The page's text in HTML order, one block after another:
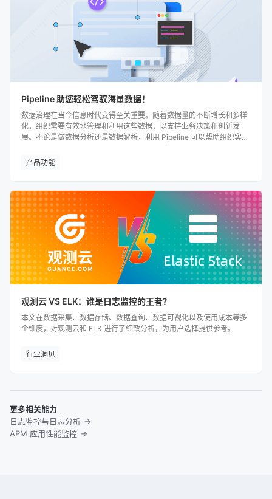
Pipeline 助您轻松驾驭海量数据！
数据治理在当今信息时代变得至关重要。随着数据量的不断增长和多样
化，组织需要有效地管理和利用这些数据，以支持业务决策和创新发
展。不论是做数据分析还是数据解析，利用 Pipeline 可以帮助组织实现
图，从而有力支持数据治理。
产品功能
观测云 VS ELK：谁是日志监控的王者？
本文在数据采集、数据存储、数据查询、数据可视化以及使用成本等多
个维度，对观测云和 ELK 进行了细致分析，为用户选择提供参考。
行业洞见
更多相关能力
日志监控与日志分析
APM 应用性能监控